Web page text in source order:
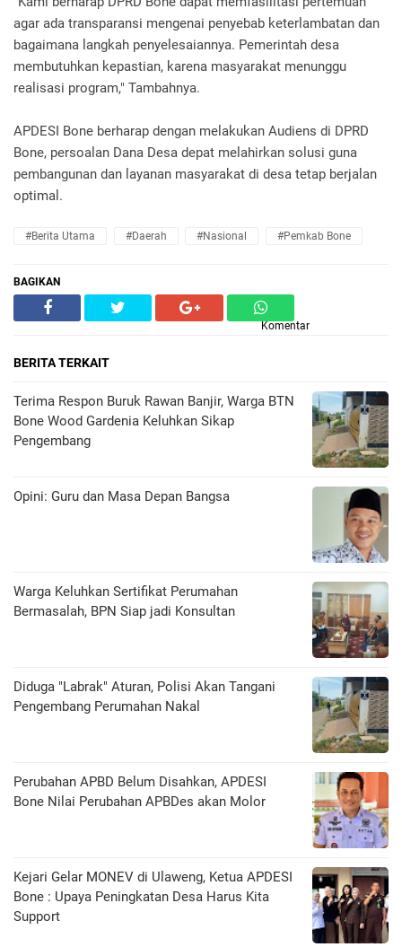
agar ada transparansi mengenai penyebab keterlambatan dan
bagaimana langkah penyelesaiannya. Pemerintah desa
membutuhkan kepastian, karena masyarakat menunggu
realisasi program," Tambahnya.
APDESI Bone berharap dengan melakukan Audiens di DPRD
Bone, persoalan Dana Desa depat melahirkan solusi guna
pembangunan dan layanan masyarakat di desa tetap berjalan
optimal.
#berita Utama #daerah #nasional #pemkab Bone
BAGIKAN
Komentar
BERITA TERKAIT
Terima Respon Buruk Rawan Banjir, Warga BTN
Bone Wood Gardenia Keluhkan Sikap
Pengembang
Opini: Guru dan Masa Depan Bangsa
Warga Keluhkan Sertifikat Perumahan
Bermasalah, BPN Siap jadi Konsultan
Diduga "Labrak" Aturan, Polisi Akan Tangani
Pengembang Perumahan Nakal
Perubahan APBD Belum Disahkan, APDESI
Bone Nilai Perubahan APBDes akan Molor
Kejari Gelar MONEV di Ulaweng, Ketua APDESI
Bone : Upaya Peningkatan Desa Harus Kita
Support